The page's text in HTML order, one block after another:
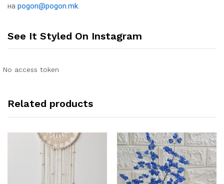
на pogon@pogon.mk.
See It Styled On Instagram
No access token
Related products